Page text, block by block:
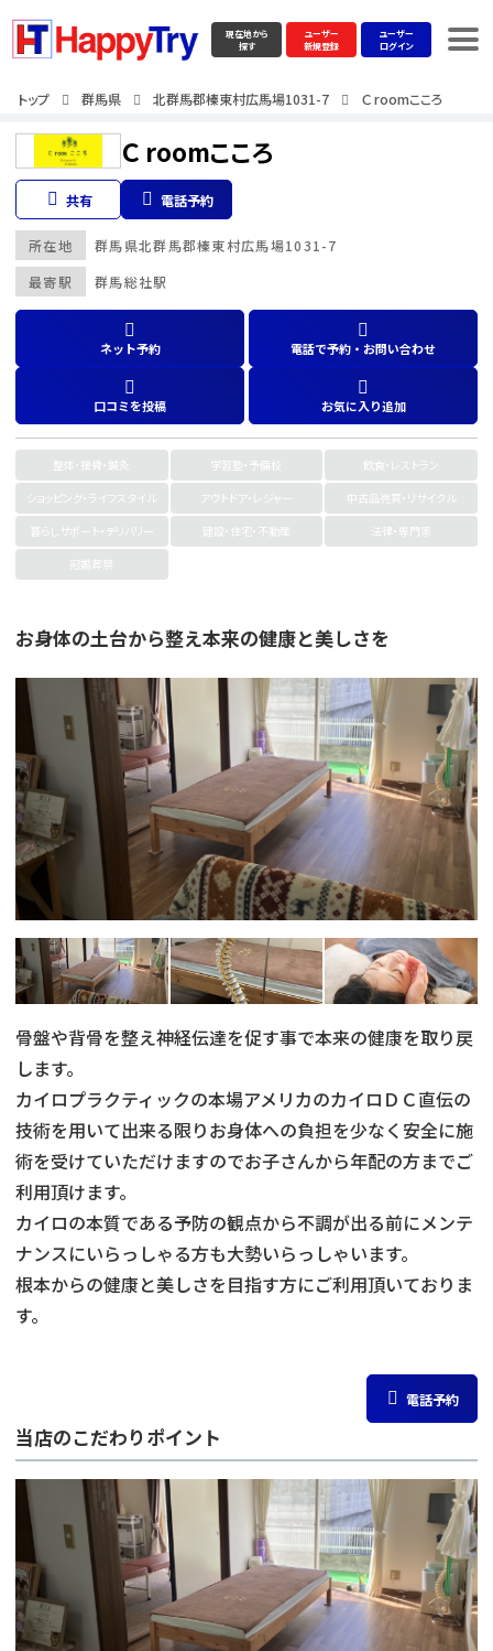
現在地から
探す
ユーザー
新規登録
ユーザー
ログイン
トップ 群馬県 北群馬郡榛東村広馬場1031-7 Ｃ roomこころ
Ｃ roomこころ
共有 電話予約
最寄駅 群馬総社駅
所在地 群馬県北群馬郡榛東村広馬場1031-7
ネット予約 電話で予約・お問い合わせ
口コミを投稿 お気に入り追加
整体・接骨・鍼灸 学習塾・予備校
飲食・レストラン
ショッピング・ライフスタイル
アウトドア・レジャー
中古品売買・リサイクル
暮らしサポート・デリバリー
建設・住宅・不動産
法律・専門家
冠婚葬祭
お身体の土台から整え本来の健康と美しさを
骨盤や背骨を整え神経伝達を促す事で本来の健康を取り戻
します。
カイロプラクティックの本場アメリカのカイロＤＣ直伝の
技術を用いて出来る限りお身体への負担を少なく安全に施
術を受けていただけますのでお子さんから年配の方までご
利用頂けます。
カイロの本質である予防の観点から不調が出る前にメンテ
ナンスにいらっしゃる方も大勢いらっしゃいます。
根本からの健康と美しさを目指す方にご利用頂いておりま
す。
電話予約
当店のこだわりポイント